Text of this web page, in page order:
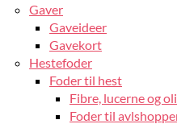
Gaver
Gaveideer
Gavekort
Hestefoder
Foder til hest
Fibre, lucerne og
Foder til